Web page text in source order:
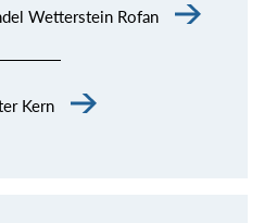
Wetterstein Rofan
Kern